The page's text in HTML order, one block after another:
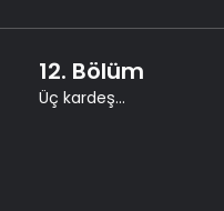
12. Bölüm
Üç kardeş...